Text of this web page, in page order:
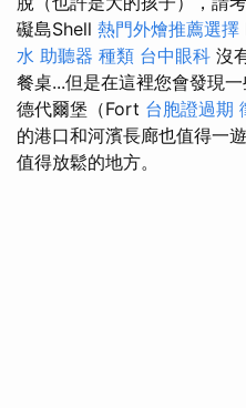
礙島Shell 熱門外燴推薦選擇
水 助聽器 種類 台中眼科 沒
餐桌...但是在這裡您會發現一
德代爾堡（Fort 台胞證過期
的港口和河濱長廊也值得一
值得放鬆的地方。